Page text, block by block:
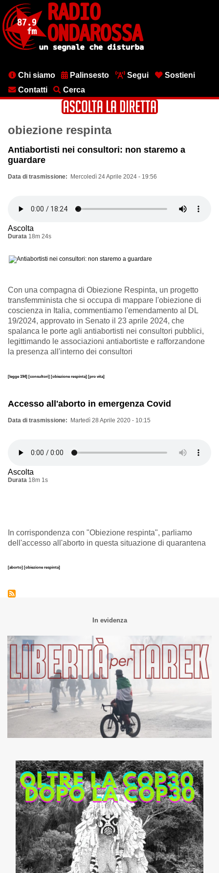
contenuto
principale
MenuChi siamo Palinsesto Segui
Sostieni
Contatti
Cerca
obiezione respinta
Antiabortisti nei consultori: non staremo a
guardare
Data di trasmissione Mercoledì 24 Aprile 2024 - 19:56
Ascolta
Durata 18m 24s
Con una compagna di Obiezione Respinta, un progetto
transfemminista che si occupa di mappare l'obiezione di
coscienza in Italia, commentiamo l'emendamento al DL
19/2024, approvato in Senato il 23 aprile 2024, che
spalanca le porte agli antiabortisti nei consultori pubblici,
legittimando le associazioni antiabortiste e rafforzandone
la presenza all'interno dei consultori
[legge 194] [consultori] [obiezione respinta] [pro vita]
Accesso all'aborto in emergenza Covid
Data di trasmissione Martedì 28 Aprile 2020 - 10:15
Ascolta
Durata 18m 1s
In corrispondenza con "Obiezione respinta", parliamo
dell'accesso all'aborto in questa situazione di quarantena
[aborto] [obiezione respinta]
In evidenza